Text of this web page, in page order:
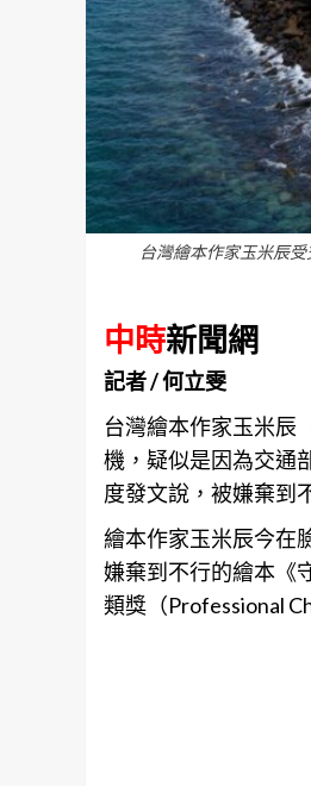
台灣繪本作家玉米辰
中時新聞網
記者 / 何立雯
台灣繪本作家玉米辰
機，疑似是因為交通
度發文說，被嫌棄到
繪本作家玉米辰今在
嫌棄到不行的繪本《
類獎（Professional